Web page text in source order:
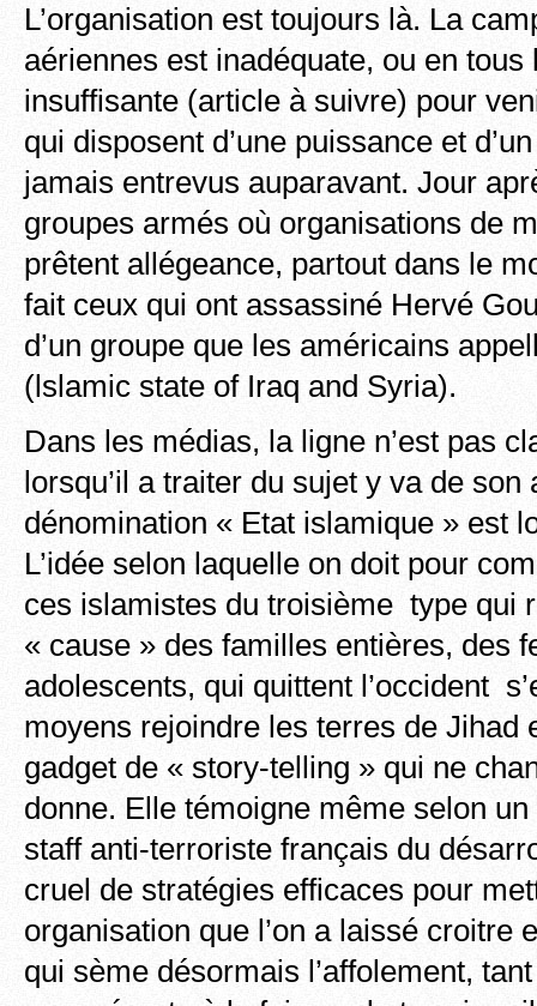
L’organisation est toujours là. La
aériennes est inadéquate, ou en
insuffisante (article à suivre) pour
qui disposent d’une puissance et
jamais entrevus auparavant. Jour
groupes armés où organisations de
prêtent allégeance, partout dans le
fait ceux qui ont assassiné Hervé
d’un groupe que les américains
(lslamic state of Iraq and Syria).
Dans les médias, la ligne n’est pas
lorsqu’il a traiter du sujet y va de son
dénomination « Etat islamique » est
L’idée selon laquelle on doit pour
ces islamistes du troisième type qui
« cause » des familles entières, des
adolescents, qui quittent l’occident
moyens rejoindre les terres de Jihad
gadget de « story-telling » qui ne
donne. Elle témoigne même selon
staff anti-terroriste français du
cruel de stratégies efficaces pour
organisation que l’on a laissé croitre
qui sème désormais l’affolement,